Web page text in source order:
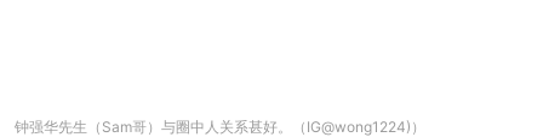
钟强华先生（Sam哥）与圈中人关系甚好。（IG@wong1224)）